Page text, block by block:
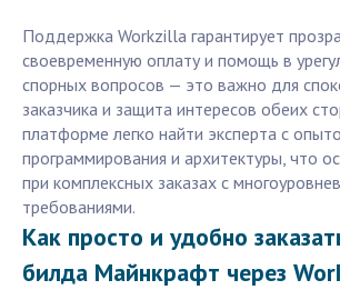
Поддержка Workzilla гарантирует
своевременную оплату и помощь в
спорных вопросов — это важно для
заказчика и защита интересов обеих
платформе легко найти эксперта с
программирования и архитектуры, что
при комплексных заказах с
требованиями.
Как просто и удобно
билда Майнкрафт через